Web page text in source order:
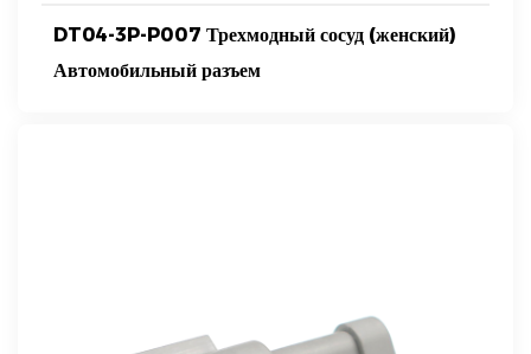
DT04-3P-P007 Трехмодный сосуд (женский)
Автомобильный разъем